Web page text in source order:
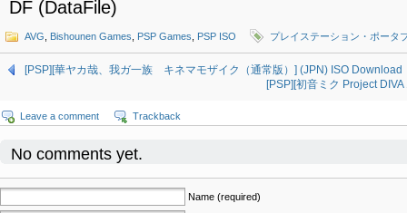
DF (DataFile)
AVG Bishounen Games PSP Games PSP ISO プレイステーション・ポータ
[PSP][華ヤカ哉、我ガ一族 キネマモザイク（通常版）] (JPN) ISO Download
[PSP][初音ミク Project
Leave a comment Trackback
No comments yet.
Name (required)